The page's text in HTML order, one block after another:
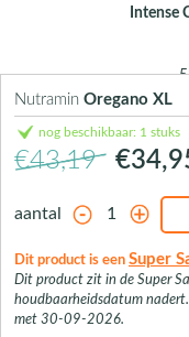
Nutramin Oregano XL
nog beschikbaar: 1 stuks
€43,19
aantal
Dit product is een Super
Dit product zit in de Super
houdbaarheidsdatum
met 30-09-2026.
Intense
M. 06